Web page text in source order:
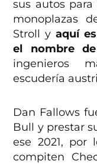
sus autos
monoplazas
Stroll y aquí
el nombre
ingenieros
escudería
Dan Fallows
Bull y prestar
ese 2021,
compiten